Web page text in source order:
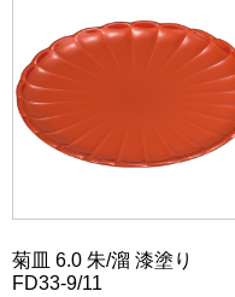
菊皿 6.0 朱/溜 漆塗り
FD33-9/11